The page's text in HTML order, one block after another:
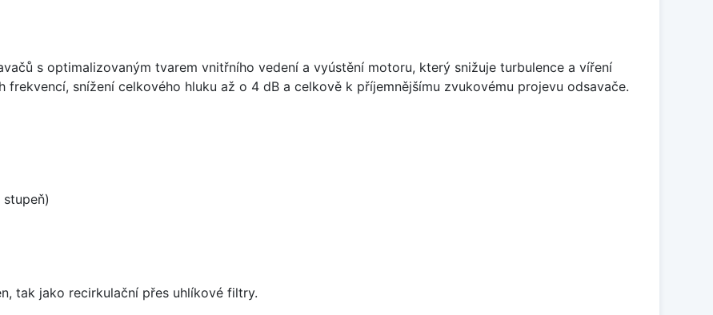
s optimalizovaným tvarem vnitřního vedení a vyústění motoru, který snižuje turbulence a víření
snížení celkového hluku až o 4 dB a celkově k příjemnějšímu zvukovému projevu odsavače.
tak jako recirkulační přes uhlíkové filtry.